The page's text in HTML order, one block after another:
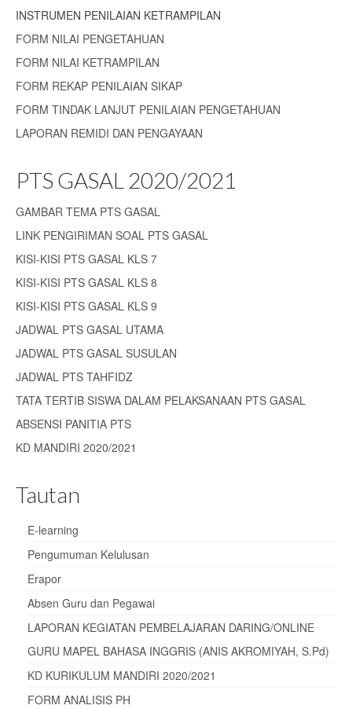
INSTRUMEN PENILAIAN KETRAMPILAN
FORM NILAI PENGETAHUAN
FORM NILAI KETRAMPILAN
FORM REKAP PENILAIAN SIKAP
FORM TINDAK LANJUT PENILAIAN PENGETAHUAN
LAPORAN REMIDI DAN PENGAYAAN
PTS GASAL 2020/2021
GAMBAR TEMA PTS GASAL
LINK PENGIRIMAN SOAL PTS GASAL
KISI-KISI PTS GASAL KLS 7
KISI-KISI PTS GASAL KLS 8
KISI-KISI PTS GASAL KLS 9
JADWAL PTS GASAL UTAMA
JADWAL PTS GASAL SUSULAN
JADWAL PTS TAHFIDZ
TATA TERTIB SISWA DALAM PELAKSANAAN PTS GASAL
ABSENSI PANITIA PTS
KD MANDIRI 2020/2021
Tautan
E-learning
Pengumuman Kelulusan
Erapor
Absen Guru dan Pegawai
LAPORAN KEGIATAN PEMBELAJARAN DARING/ONLINE
GURU MAPEL BAHASA INGGRIS (ANIS AKROMIYAH, S.Pd)
KD KURIKULUM MANDIRI 2020/2021
FORM ANALISIS PH